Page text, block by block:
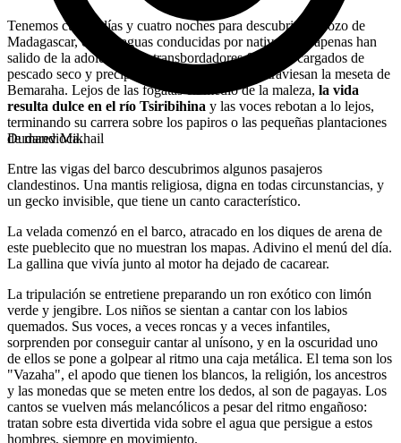
Dudarev Mikhail
Tenemos cuatro días y cuatro noches para descubrir un trozo de
Madagascar, con piraguas conducidas por nativos que apenas han
salido de la adolescencia, transbordadores fluviales cargados de
pescado seco y precipicios de color ocre que atraviesan la meseta de
Bemaraha. Lejos de las fogatas en medio de la maleza, la vida
resulta dulce en el río Tsiribihina y las voces rebotan a lo lejos,
terminando su carrera sobre los papiros o las pequeñas plantaciones
de mandioca.
Entre las vigas del barco descubrimos algunos pasajeros
clandestinos. Una mantis religiosa, digna en todas circunstancias, y
un gecko invisible, que tiene un canto característico.
La velada comenzó en el barco, atracado en los diques de arena de
este pueblecito que no muestran los mapas. Adivino el menú del día.
La gallina que vivía junto al motor ha dejado de cacarear.
La tripulación se entretiene preparando un ron exótico con limón
verde y jengibre. Los niños se sientan a cantar con los labios
quemados. Sus voces, a veces roncas y a veces infantiles,
sorprenden por conseguir cantar al unísono, y en la oscuridad uno
de ellos se pone a golpear al ritmo una caja metálica. El tema son los
"Vazaha", el apodo que tienen los blancos, la religión, los ancestros
y las monedas que se meten entre los dedos, al son de pagayas. Los
cantos se vuelven más melancólicos a pesar del ritmo engañoso:
tratan sobre esta divertida vida sobre el agua que persigue a estos
hombres, siempre en movimiento.